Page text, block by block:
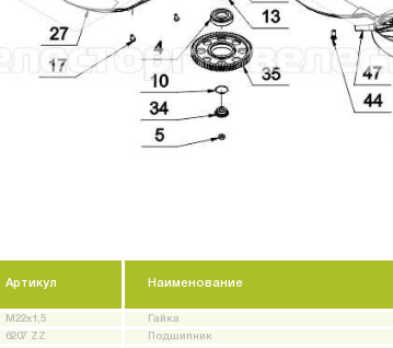
Артикул Наименование
М22х1,5 Гайка
6207 ZZ Подшипник